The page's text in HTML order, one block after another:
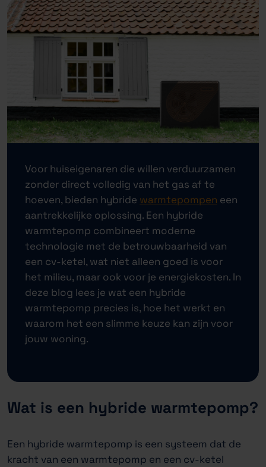
Voor huiseigenaren die willen verduurzamen
zonder direct volledig van het gas af te
hoeven, bieden hybride warmtepompen een
aantrekkelijke oplossing. Een hybride
warmtepomp combineert moderne
technologie met de betrouwbaarheid van
een cv-ketel, wat niet alleen goed is voor
het milieu, maar ook voor je energiekosten. In
deze blog lees je wat een hybride
warmtepomp precies is, hoe het werkt en
waarom het een slimme keuze kan zijn voor
jouw woning.
Wat is een hybride warmtepomp?
Een hybride warmtepomp is een systeem dat de
kracht van een warmtepomp en een cv-ketel